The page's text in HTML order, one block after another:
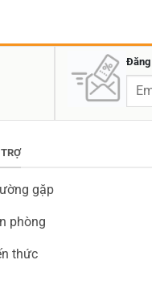
Đăng
gặp
phòng
thức